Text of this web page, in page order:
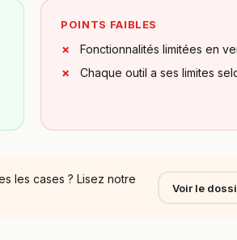
POINTS FAIBLES
Fonctionnalités limitées en
Chaque outil a ses limites
les cases ? Lisez notre
Voir le